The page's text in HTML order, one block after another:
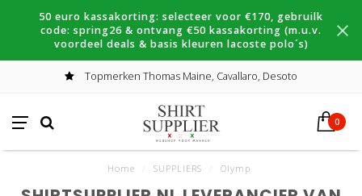
50 euro kassakorting: selecteer voor €170, gebruilk
code: spring26 & ontvang €50 kassakorting (m.u.v.
voordeel deals & basis kleuren lacoste polo´s)
Topmerken Thomas Maine, Cavallaro, Desoto
0
Home SUPPLIERS Olymp